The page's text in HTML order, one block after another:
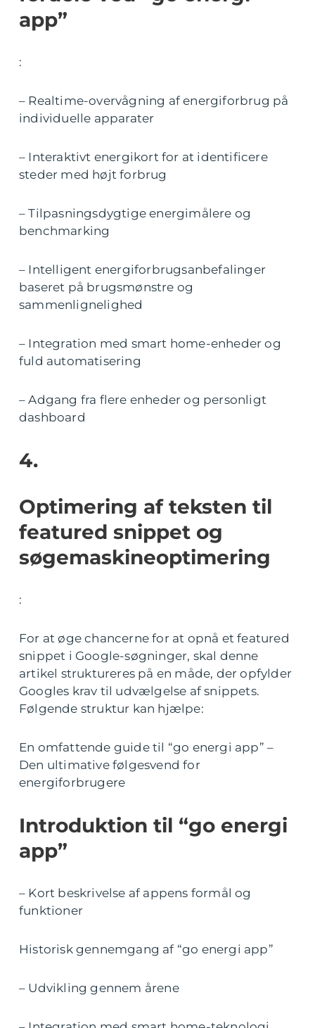
app”
:
– Realtime-overvågning af energiforbrug på
individuelle apparater
– Interaktivt energikort for at identificere
steder med højt forbrug
– Tilpasningsdygtige energimålere og
benchmarking
– Intelligent energiforbrugsanbefalinger
baseret på brugsmønstre og
sammenlignelighed
– Integration med smart home-enheder og
fuld automatisering
– Adgang fra flere enheder og personligt
dashboard
4.
Optimering af teksten til
featured snippet og
søgemaskineoptimering
:
For at øge chancerne for at opnå et featured
snippet i Google-søgninger, skal denne
artikel struktureres på en måde, der opfylder
Googles krav til udvælgelse af snippets.
Følgende struktur kan hjælpe:
En omfattende guide til “go energi app” –
Den ultimative følgesvend for
energiforbrugere
Introduktion til “go energi
app”
– Kort beskrivelse af appens formål og
funktioner
Historisk gennemgang af “go energi app”
– Udvikling gennem årene